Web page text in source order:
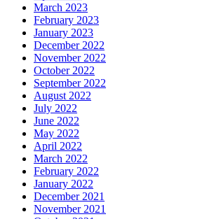
March 2023
February 2023
January 2023
December 2022
November 2022
October 2022
September 2022
August 2022
July 2022
June 2022
May 2022
April 2022
March 2022
February 2022
January 2022
December 2021
November 2021